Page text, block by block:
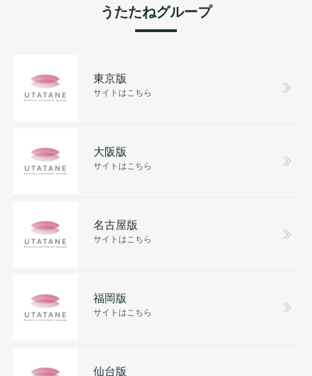
うたたねグループ
東京版
サイトはこちら
大阪版
サイトはこちら
名古屋版
サイトはこちら
福岡版
サイトはこちら
仙台版